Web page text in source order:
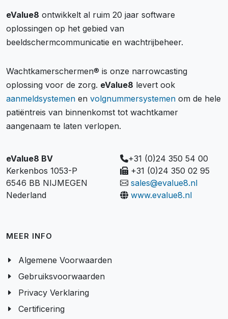
eValue8 ontwikkelt al ruim 20 jaar software
oplossingen op het gebied van
beeldschermcommunicatie en wachtrijbeheer.
Wachtkamerschermen® is onze narrowcasting
oplossing voor de zorg. eValue8 levert ook
aanmeldsystemen en volgnummersystemen om de hele
patiëntreis van binnenkomst tot wachtkamer
aangenaam te laten verlopen.
eValue8 BV
Kerkenbos 1053-P
6546 BB NIJMEGEN
Nederland
+31 (0)24 350 54 00
+31 (0)24 350 02 95
sales@evalue8.nl
www.evalue8.nl
MEER INFO
Algemene Voorwaarden
Gebruiksvoorwaarden
Privacy Verklaring
Certificering